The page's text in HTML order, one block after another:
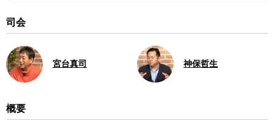
日本の外交は国民に何を隠して
司会
宮台真司 神保哲生
概要